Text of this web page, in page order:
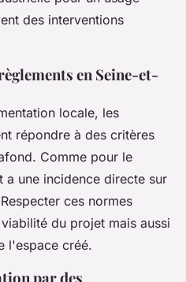
des interventions
en Seine-et-
locale, les
répondre à des critères
Comme pour le
a une incidence directe sur
ces normes
du projet mais aussi
l'espace créé.
par des